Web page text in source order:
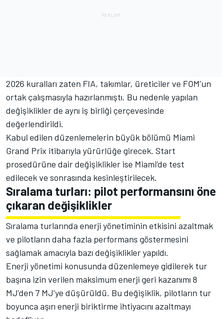
2026 kuralları zaten FIA, takımlar, üreticiler ve FOM’un
ortak çalışmasıyla hazırlanmıştı. Bu nedenle yapılan
değişiklikler de aynı iş birliği çerçevesinde
değerlendirildi.
Kabul edilen düzenlemelerin büyük bölümü Miami
Grand Prix itibarıyla yürürlüğe girecek. Start
prosedürüne dair değişiklikler ise Miami’de test
edilecek ve sonrasında kesinleştirilecek.
Sıralama turları: pilot performansını öne
çıkaran değişiklikler
Sıralama turlarında enerji yönetiminin etkisini azaltmak
ve pilotların daha fazla performans göstermesini
sağlamak amacıyla bazı değişiklikler yapıldı.
Enerji yönetimi konusunda düzenlemeye gidilerek tur
başına izin verilen maksimum enerji geri kazanımı 8
MJ’den 7 MJ’ye düşürüldü. Bu değişiklik, pilotların tur
boyunca aşırı enerji biriktirme ihtiyacını azaltmayı